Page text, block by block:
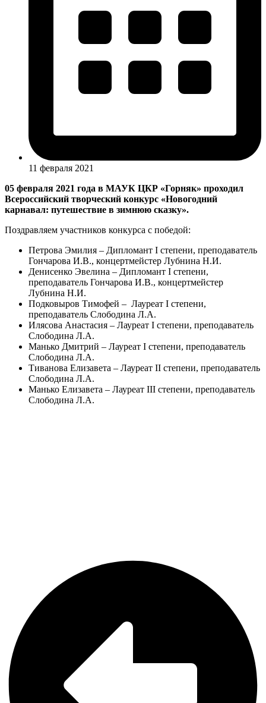
11 февраля 2021
05 февраля 2021 года в МАУК ЦКР «Горняк» проходил
Всероссийский творческий конкурс «Новогодний
карнавал: путешествие в зимнюю сказку».
Поздравляем участников конкурса с победой:
Петрова Эмилия – Дипломант I степени, преподаватель
Гончарова И.В., концертмейстер Лубнина Н.И.
Денисенко Эвелина – Дипломант I степени,
преподаватель Гончарова И.В., концертмейстер
Лубнина Н.И.
Подковыров Тимофей – Лауреат I степени,
преподаватель Слободина Л.А.
Илясова Анастасия – Лауреат I степени, преподаватель
Слободина Л.А.
Манько Дмитрий – Лауреат I степени, преподаватель
Слободина Л.А.
Тиванова Елизавета – Лауреат II степени, преподаватель
Слободина Л.А.
Манько Елизавета – Лауреат III степени, преподаватель
Слободина Л.А.